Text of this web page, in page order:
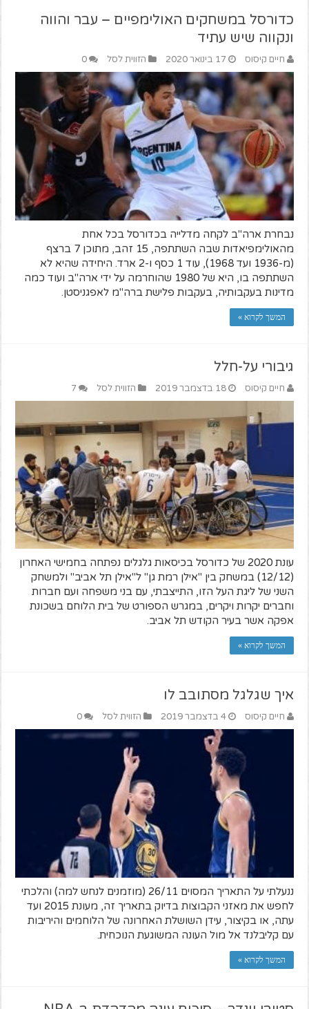
כדורסל במשחקים האולימפיים – עבר והווה
ונקווה שיש עתיד
חיים קיסוס 17 בינואר 2020 הזווית לסל 0
נבחרת ארה"ב לקחה מדלייה בכדורסל בכל אחת
מהאולימפיאדות שבה השתתפה, 15 זהב, מתוכן 7 ברצף
(מ-1936 ועד 1968), עוד 1 כסף ו-2 ארד. היחידה שהיא לא
השתתפה בו, היא של 1980 שהוחרמה על ידי ארה"ב ועוד כמה
מדינות בעקבותיה, בעקבות פלישת ברה"מ לאפגניסטן.
המשך לקרוא »
גיבורי על-חלל
חיים קיסוס 18 בדצמבר 2019 הזווית לסל 7
עונת 2020 של כדורסל בכיסאות גלגלים נפתחה בחמישי האחרון
(12/12) במשחק בין "אילן רמת גן" ל"אילן תל אביב" ולמשחק
השני של ליגת העל הזו, התייצבתי, עם בני משפחה ועם חברות
וחברים יקרות ויקרים, במגרש הספורט של בית הלוחם בשכונת
אפקה אשר בעיר הקודש תל אביב.
המשך לקרוא »
איך שגלגל מסתובב לו
חיים קיסוס 4 בדצמבר 2019 הזווית לסל 0
ננעלתי על התאריך המסוים 26/11 (מוזמנים לנחש למה) והלכתי
לחפש את מאזני הקבוצות בדיוק בתאריך זה, מעונת 2015 ועד
עתה, או בקיצור, עידן השושלת האחרונה של הלוחמים והיריבות
עם קליבלנד אל מול העונה המשוגעת הנוכחית.
המשך לקרוא »